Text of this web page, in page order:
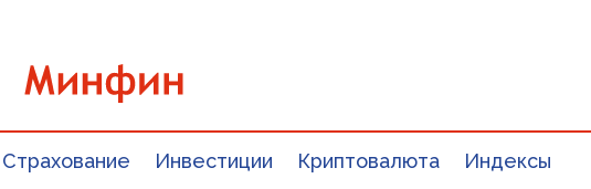
Страхование Инвестиции Криптовалюта Индексы